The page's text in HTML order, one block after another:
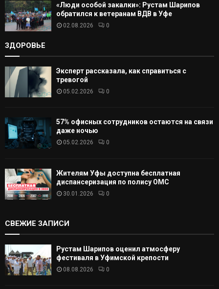
«Люди особой закалки»: Рустам Шарипов
обратился к ветеранам ВДВ в Уфе
02.08.2026 0
ЗДОРОВЬЕ
Эксперт рассказала, как справиться с
тревогой
05.02.2026 0
57% офисных сотрудников остаются на связи
даже ночью
05.02.2026 0
Жителям Уфы доступна бесплатная
диспансеризация по полису ОМС
30.01.2026 0
СВЕЖИЕ ЗАПИСИ
Рустам Шарипов оценил атмосферу
фестиваля в Уфимской крепости
08.08.2026 0